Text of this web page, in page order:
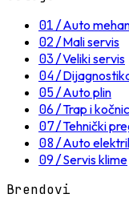
01/Auto
02/Mali servis
03/Veliki servis
04/
05/Auto plin
06/Trap i
07/Tehnički
08/Auto
09/Servis klime
Brendovi